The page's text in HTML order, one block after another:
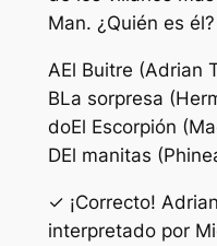
Man. ¿Quién es él?
AEl Buitre (Adrian
BLa sorpresa
doEl Escorpión
DEl manitas
✓ ¡Correcto!
interpretado por